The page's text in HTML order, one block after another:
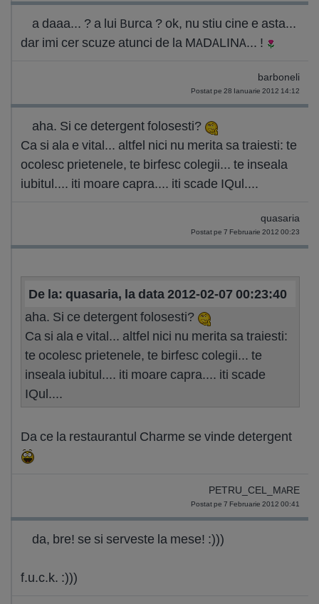
a daaa... ? a lui Burca ? ok, nu stiu cine e asta...
dar imi cer scuze atunci de la MADALINA... !
barboneli
Postat pe 28 Ianuarie 2012 14:12
aha. Si ce detergent folosesti?
Ca si ala e vital... altfel nici nu merita sa traiesti: te
ocolesc prietenele, te birfesc colegii... te inseala
iubitul.... iti moare capra.... iti scade IQul....
quasaria
Postat pe 7 Februarie 2012 00:23
De la: quasaria, la data 2012-02-07 00:23:40
aha. Si ce detergent folosesti?
Ca si ala e vital... altfel nici nu merita sa traiesti:
te ocolesc prietenele, te birfesc colegii... te
inseala iubitul.... iti moare capra.... iti scade
IQul....
Da ce la restaurantul Charme se vinde detergent
PETRU_CEL_MARE
Postat pe 7 Februarie 2012 00:41
da, bre! se si serveste la mese! :)))
f.u.c.k. :)))